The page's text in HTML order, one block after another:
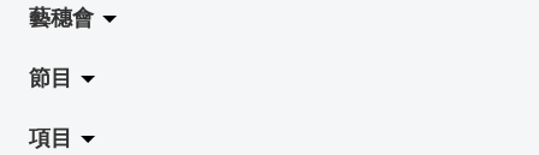
藝穗會
關於藝穗會
藝穗會的演化
節目
拉闊
項目